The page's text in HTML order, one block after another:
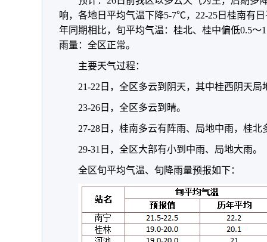
响，各地日平均气温下降5-7℃，22-25日桂南有
年同期相比，旬平均气温：桂北、桂中偏低0.5
雨量：全区正常。
主要天气过程：
21-22日，全区多云到阴天，其中桂西阴天局
23-26日，全区多云到晴。
27-28日，桂南多云有阵雨、局地中雨，桂北
29-31日，全区大部有小到中雨、局地大雨。
全区旬平均气温、旬降雨量预报如下：